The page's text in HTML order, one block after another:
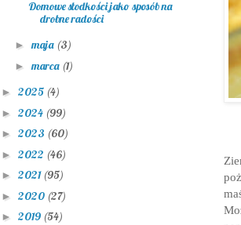
Domowe słodkości jako sposób na
drobne radości
►maja (3)
► marca (1)
► 2025 (4)
► 2024 (99)
► 2023 (60)
► 2022 (46)
► 2021 (95)
► 2020 (27)
► 2019 (54)